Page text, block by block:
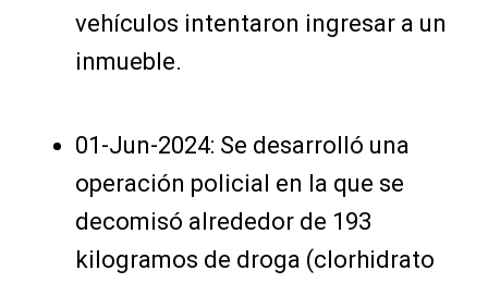
vehículos intentaron ingresar a un
inmueble.
01-Jun-2024: Se desarrolló una
operación policial en la que se
decomisó alrededor de 193
kilogramos de droga (clorhidrato